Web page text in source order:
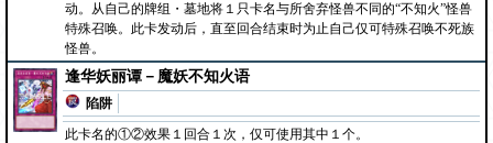
动。从自己的牌组・墓地将１只卡名与所舍弃怪兽不同的“不知火”怪兽
特殊召唤。此卡发动后，直至回合结束时为止自己仅可特殊召唤不死族
怪兽。
逢华妖丽谭－魔妖不知火语
陷阱
此卡名的①②效果１回合１次，仅可使用其中１个。